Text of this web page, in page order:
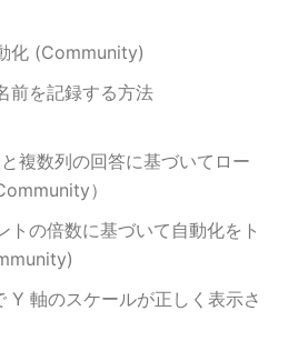
化 (Community)
前を記録する方法
複数列の回答に基づいてロー
）
トの倍数に基づいて自動化をト
Y 軸のスケールが正しく表示さ